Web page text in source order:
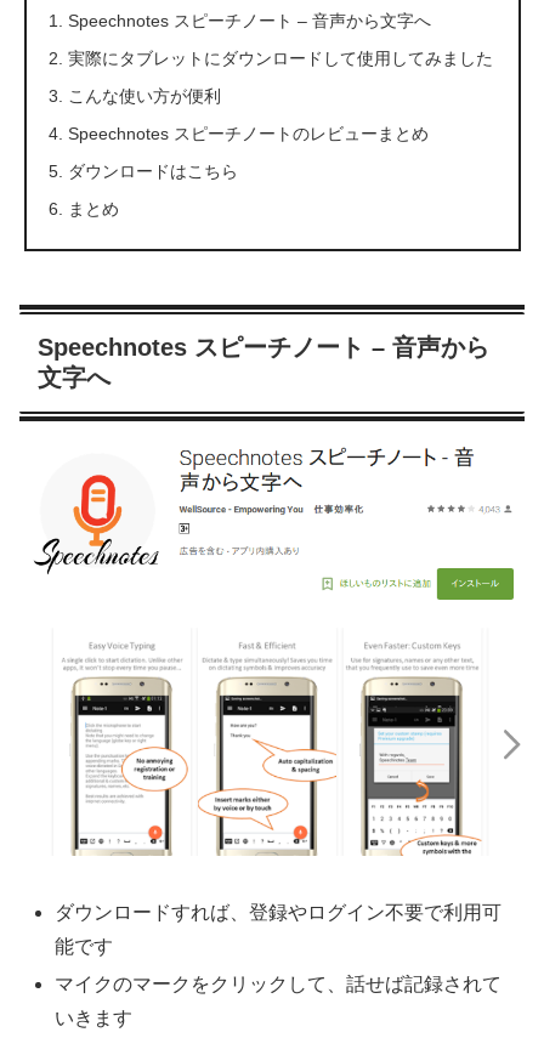
Speechnotes スピーチノート – 音声から文字へ
実際にタブレットにダウンロードして使用してみました
こんな使い方が便利
Speechnotes スピーチノートのレビューまとめ
ダウンロードはこちら
まとめ
Speechnotes スピーチノート – 音声から
文字へ
ダウンロードすれば、登録やログイン不要で利用可
能です
マイクのマークをクリックして、話せば記録されて
いきます